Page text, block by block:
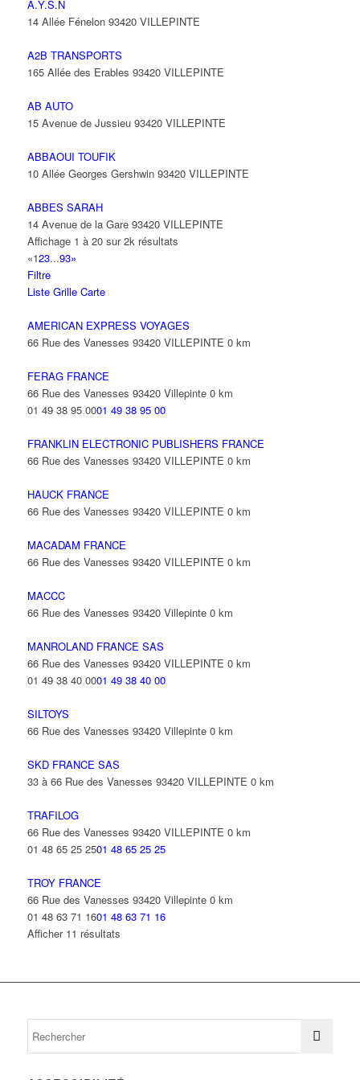
A.Y.S.N
14 Allée Fénelon 93420 VILLEPINTE
A2B TRANSPORTS
165 Allée des Erables 93420 VILLEPINTE
AB AUTO
15 Avenue de Jussieu 93420 VILLEPINTE
ABBAOUI TOUFIK
10 Allée Georges Gershwin 93420 VILLEPINTE
ABBES SARAH
14 Avenue de la Gare 93420 VILLEPINTE
Affichage 1 à 20 sur 2k résultats
«123...93»
Filtre
Liste Grille Carte
AMERICAN EXPRESS VOYAGES
66 Rue des Vanesses 93420 VILLEPINTE 0 km
FERAG FRANCE
66 Rue des Vanesses 93420 Villepinte 0 km
01 49 38 95 0001 49 38 95 00
FRANKLIN ELECTRONIC PUBLISHERS FRANCE
66 Rue des Vanesses 93420 VILLEPINTE 0 km
HAUCK FRANCE
66 Rue des Vanesses 93420 VILLEPINTE 0 km
MACADAM FRANCE
66 Rue des Vanesses 93420 VILLEPINTE 0 km
MACCC
66 Rue des Vanesses 93420 Villepinte 0 km
MANROLAND FRANCE SAS
66 Rue des Vanesses 93420 VILLEPINTE 0 km
01 49 38 40 0001 49 38 40 00
SILTOYS
66 Rue des Vanesses 93420 Villepinte 0 km
SKD FRANCE SAS
33 à 66 Rue des Vanesses 93420 VILLEPINTE 0 km
TRAFILOG
66 Rue des Vanesses 93420 VILLEPINTE 0 km
01 48 65 25 2501 48 65 25 25
TROY FRANCE
66 Rue des Vanesses 93420 Villepinte 0 km
01 48 63 71 1601 48 63 71 16
Afficher 11 résultats